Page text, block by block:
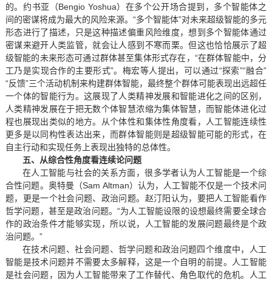
的。约书亚（Bengio Yoshua）在多个公开场合提到，多个智能体之
间的密谋将成为最大的风险来源。“多个智能体”对未来超级智能的多元
形态进行了描述，只是这种描述偏重风险维度，想到多个智能体通过
密谋来避开人类监管，就会让人感到不寒而栗。但这也恰恰展示了超
级智能的未来形态可通过群体甚至集体形式存在，“在群体智能中，分
工乃是实现合作的主要形式”。梅宏等人提出，可以通过“探索”“融合”
“反馈”三个活动机制来构建群体智能，最终整个群体可能表现出远超任
一个体的智能行为。这展现了人类精神发展和智能进化之间的区别，
人类精神发展在于把无数个体智慧浓缩为集体智慧，而智能体进化过
程也展现出类似的地方。从个体性和集体性角度看，人工智能连续性
更多是以同构性表达出来，而群体智能则是超级智能可能的形式，在
自主行动和实现任务上表现出独特的总体性。
五、从综合性角度看连续论问题
在人工智能与社会的关系方面，很多学者认为人工智能是一个综
合性问题。奥特曼（Sam Altman）认为，人工智能不仅是一个技术问
题，更是一个社会问题、政治问题。赵汀阳认为，要把人工智能看作
哲学问题，甚至是政治问题。“为人工智能设限的设想最终需要全球合
作的政治条件才能够实现，所以说，人工智能的发展问题最终是个政
治问题。”
在技术问题、社会问题、哲学问题和政治问题四个维度中，人工
智能是技术问题并不需要太多解释，这是一个自明的前提。人工智能
是社会问题，因为人工智能带来了工作替代、角色取代的危机。人工